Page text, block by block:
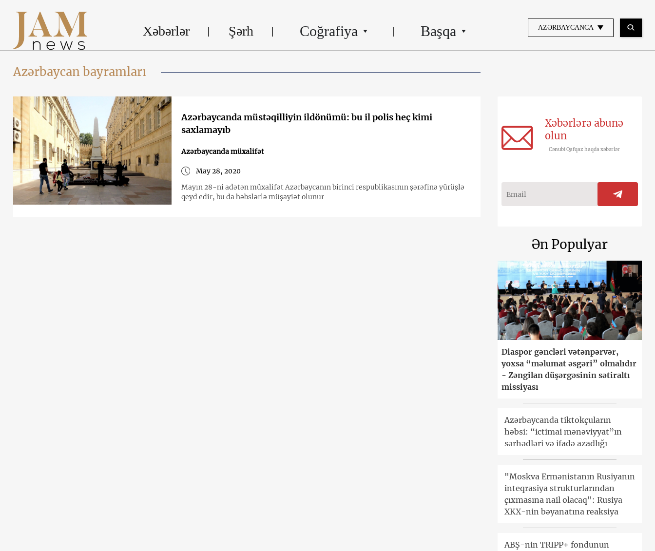
Xəbərlər Şərh Coğrafiya Başqa AZƏRBAYCANCA
Azərbaycan bayramları
Azərbaycanda müstəqilliyin ildönümü: bu il polis heç kimi
saxlamayıb
Azərbaycanda müxalifət
May 28, 2020
Mayın 28-ni adətən müxalifət Azərbaycanın birinci respublikasının şərəfinə yürüşlə
qeyd edir, bu da həbslərlə müşayiət olunur
Xəbərlərə abunə
olun
Cənubi Qafqaz haqda xəbərlər
Ən Populyar
Diaspor gəncləri vətənpərvər,
yoxsa “məlumat əsgəri” olmalıdır
- Zəngilan düşərgəsinin sətiraltı
missiyası
Azərbaycanda tiktokçuların
həbsi: “ictimai mənəviyyat”ın
sərhədləri və ifadə azadlığı
"Moskva Ermənistanın Rusiyanın
inteqrasiya strukturlarından
çıxmasına nail olacaq": Rusiya
XKX-nin bəyanatına reaksiya
ABŞ-nin TRIPP+ fondunun